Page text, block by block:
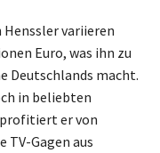
Henssler variieren
Euro, was ihn zu
Deutschlands macht.
in beliebten
profitiert er von
TV-Gagen aus